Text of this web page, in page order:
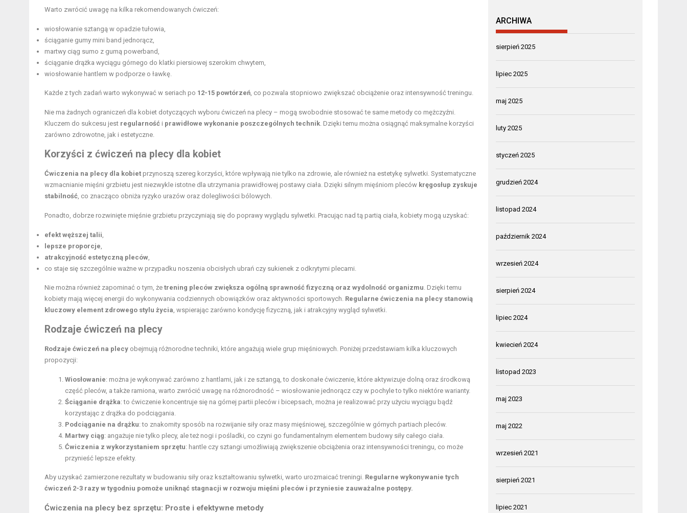
Warto zwrócić uwagę na kilka rekomendowanych ćwiczeń:
wiosłowanie sztangą w opadzie tułowia,
ściąganie gumy mini band jednorącz,
martwy ciąg sumo z gumą powerband,
ściąganie drążka wyciągu górnego do klatki piersiowej szerokim chwytem,
wiosłowanie hantlem w podporze o ławkę.
Każde z tych zadań warto wykonywać w seriach po 12-15 powtórzeń , co pozwala stopniowo zwiększać obciążenie oraz intensywność treningu.
Nie ma żadnych ograniczeń dla kobiet dotyczących wyboru ćwiczeń na plecy – mogą swobodnie stosować te same metody co mężczyźni.
Kluczem do sukcesu jest regularność i prawidłowe wykonanie poszczególnych technik . Dzięki temu można osiągnąć maksymalne korzyści
zarówno zdrowotne, jak i estetyczne.
Korzyści z ćwiczeń na plecy dla kobiet
Ćwiczenia na plecy dla kobiet przynoszą szereg korzyści, które wpływają nie tylko na zdrowie, ale również na estetykę sylwetki. Systematyczne
wzmacnianie mięśni grzbietu jest niezwykle istotne dla utrzymania prawidłowej postawy ciała. Dzięki silnym mięśniom pleców kręgosłup zyskuje
stabilność , co znacząco obniża ryzyko urazów oraz dolegliwości bólowych.
Ponadto, dobrze rozwinięte mięśnie grzbietu przyczyniają się do poprawy wyglądu sylwetki. Pracując nad tą partią ciała, kobiety mogą uzyskać:
efekt węższej talii
lepsze proporcje
atrakcyjność estetyczną pleców
co staje się szczególnie ważne w przypadku noszenia obcisłych ubrań czy sukienek z odkrytymi plecami.
Nie można również zapominać o tym, że trening pleców zwiększa ogólną sprawność fizyczną oraz wydolność organizmu . Dzięki temu
kobiety mają więcej energii do wykonywania codziennych obowiązków oraz aktywności sportowych. Regularne ćwiczenia na plecy stanowią
kluczowy element zdrowego stylu życia , wspierając zarówno kondycję fizyczną, jak i atrakcyjny wygląd sylwetki.
Rodzaje ćwiczeń na plecy
Rodzaje ćwiczeń na plecy obejmują różnorodne techniki, które angażują wiele grup mięśniowych. Poniżej przedstawiam kilka kluczowych
propozycji:
Wiosłowanie: można je wykonywać zarówno z hantlami, jak i ze sztangą, to doskonałe ćwiczenie, które aktywizuje dolną oraz środkową
część pleców, a także ramiona, warto zwrócić uwagę na różnorodność – wiosłowanie jednorącz czy w pochyle to tylko niektóre warianty.
Ściąganie drążka: to ćwiczenie koncentruje się na górnej partii pleców i bicepsach, można je realizować przy użyciu wyciągu bądź
korzystając z drążka do podciągania.
Podciąganie na drążku: to znakomity sposób na rozwijanie siły oraz masy mięśniowej, szczególnie w górnych partiach pleców.
Martwy ciąg: angażuje nie tylko plecy, ale też nogi i pośladki, co czyni go fundamentalnym elementem budowy siły całego ciała.
Ćwiczenia z wykorzystaniem sprzętu: hantle czy sztangi umożliwiają zwiększenie obciążenia oraz intensywności treningu, co może
przynieść lepsze efekty.
Aby uzyskać zamierzone rezultaty w budowaniu siły oraz kształtowaniu sylwetki, warto urozmaicać treningi. Regularne wykonywanie tych
ćwiczeń 2-3 razy w tygodniu pomoże uniknąć stagnacji w rozwoju mięśni pleców i przyniesie zauważalne postępy.
Ćwiczenia na plecy bez sprzętu: Proste i efektywne metody
ARCHIWA
sierpień 2025
lipiec 2025
maj 2025
luty 2025
styczeń 2025
grudzień 2024
listopad 2024
październik 2024
wrzesień 2024
sierpień 2024
lipiec 2024
kwiecień 2024
listopad 2023
maj 2023
maj 2022
wrzesień 2021
sierpień 2021
lipiec 2021